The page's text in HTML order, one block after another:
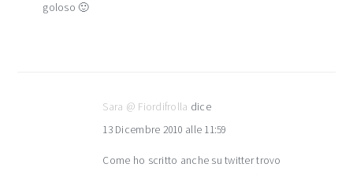
goloso 🙂
Sara @ Fiordifrolla dice
13 Dicembre 2010 alle 11:59
Come ho scritto anche su twitter trovo